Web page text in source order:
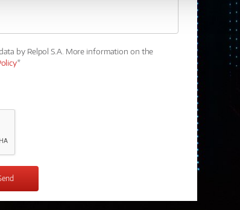
by Relpol S.A. More information on the
*